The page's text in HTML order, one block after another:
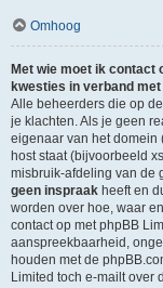
Omhoog
Met wie moet ik contact
kwesties in verband
Alle beheerders die op
je klachten. Als je geen
eigenaar van het domein
host staat (bijvoorbeeld
misbruik-afdeling van de
geen inspraak heeft en
worden over hoe, waar
contact op met phpBB
aanspreekbaarheid,
houden met de
Limited toch e-mailt over